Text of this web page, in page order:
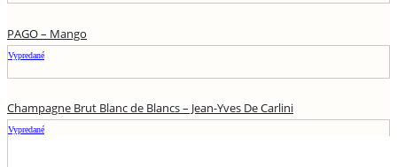
PAGO – Mango
Vypredané
Champagne Brut Blanc de Blancs – Jean-Yves De Carlini
Vypredané